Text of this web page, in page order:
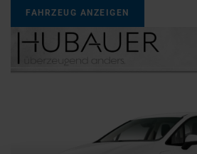
FAHRZEUG ANZEIGEN